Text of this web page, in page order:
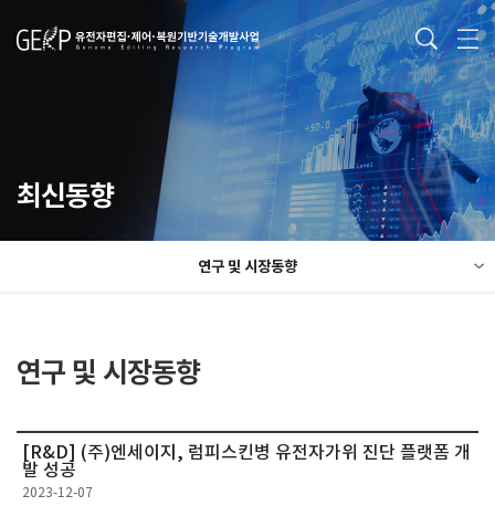
최신동향
연구 및 시장동향
연구 및 시장동향
[R&D] (주)엔세이지, 럼피스킨병 유전자가위 진단 플랫폼 개
발 성공
2023-12-07